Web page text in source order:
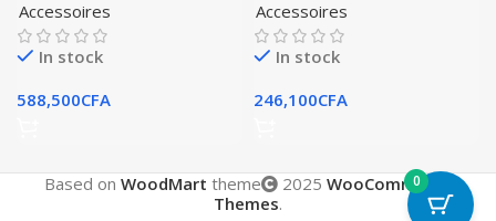
Accessoires
In stock
588,500CFA
Accessoires
In stock
246,100CFA
Based on WoodMart theme 2025 WooCommerce
Themes.
0